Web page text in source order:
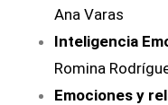
Ana Varas
Inteligencia
Romina
Emociones y